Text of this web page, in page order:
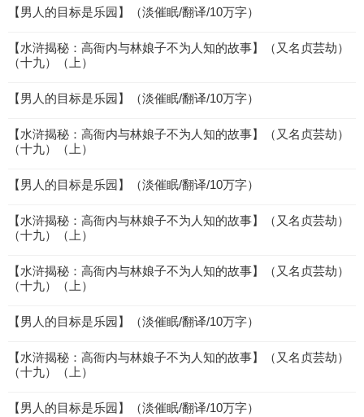
【男人的目标是乐园】（淡催眠/翻译/10万字）
【水浒揭秘：高衙内与林娘子不为人知的故事】（又名贞芸劫）
（十九）（上）
【男人的目标是乐园】（淡催眠/翻译/10万字）
【水浒揭秘：高衙内与林娘子不为人知的故事】（又名贞芸劫）
（十九）（上）
【男人的目标是乐园】（淡催眠/翻译/10万字）
【水浒揭秘：高衙内与林娘子不为人知的故事】（又名贞芸劫）
（十九）（上）
【水浒揭秘：高衙内与林娘子不为人知的故事】（又名贞芸劫）
（十九）（上）
【男人的目标是乐园】（淡催眠/翻译/10万字）
【水浒揭秘：高衙内与林娘子不为人知的故事】（又名贞芸劫）
（十九）（上）
【男人的目标是乐园】（淡催眠/翻译/10万字）